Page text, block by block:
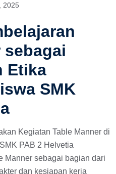
2025
sebagai
Etika
SMK
Kegiatan Table Manner di
PAB 2 Helvetia
Manner sebagai bagian dari
dan kesiapan kerja